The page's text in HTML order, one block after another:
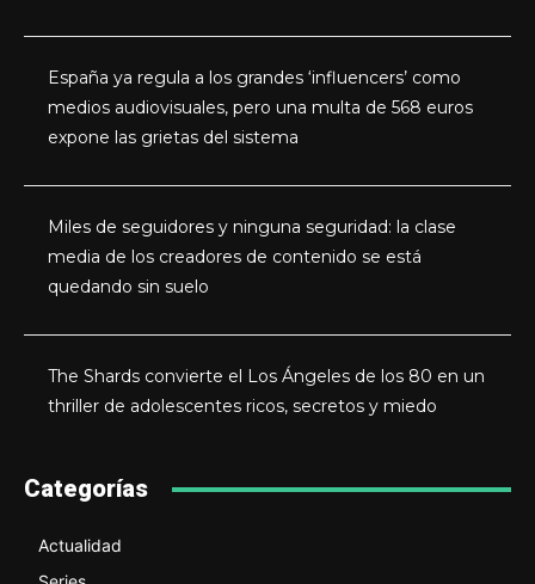
España ya regula a los grandes ‘influencers’ como
medios audiovisuales, pero una multa de 568 euros
expone las grietas del sistema
Miles de seguidores y ninguna seguridad: la clase
media de los creadores de contenido se está
quedando sin suelo
The Shards convierte el Los Ángeles de los 80 en un
thriller de adolescentes ricos, secretos y miedo
Categorías
Actualidad